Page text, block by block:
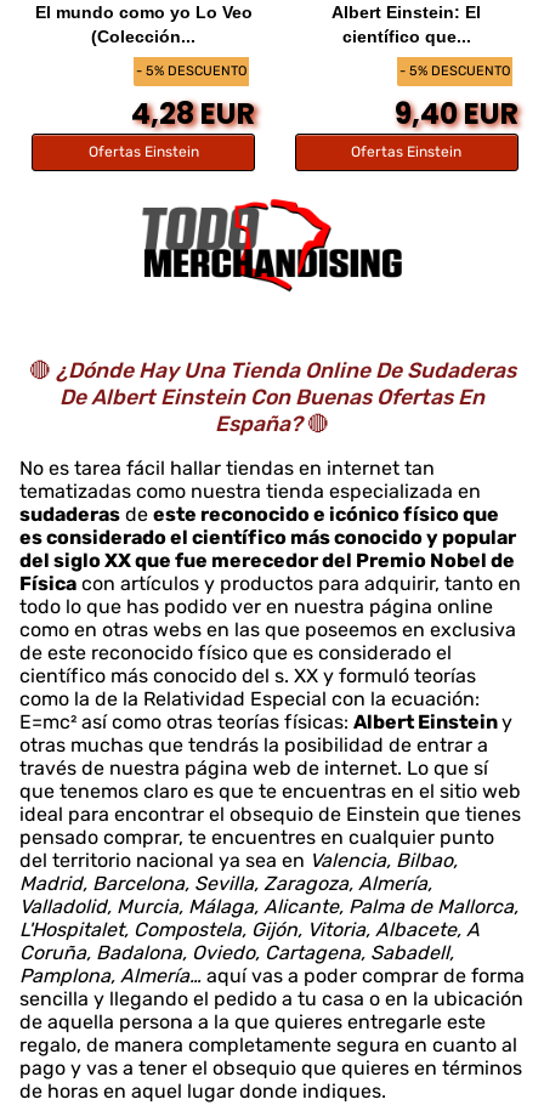
- 5% DESCUENTO
El mundo como yo Lo Veo
(Colección...
4,28 EUR
Ofertas Einstein
- 5% DESCUENTO
Albert Einstein: El
científico que...
9,40 EUR
Ofertas Einstein
🔴 ¿Dónde Hay Una Tienda Online De Sudaderas
De Albert Einstein Con Buenas Ofertas En
España?🔴
No es tarea fácil hallar tiendas en internet tan
tematizadas como nuestra tienda especializada en
sudaderas de este reconocido e icónico físico que
es considerado el científico más conocido y popular
del siglo XX que fue merecedor del Premio Nobel de
Física con artículos y productos para adquirir, tanto en
todo lo que has podido ver en nuestra página online
como en otras webs en las que poseemos en exclusiva
de este reconocido físico que es considerado el
científico más conocido del s. XX y formuló teorías
como la de la Relatividad Especial con la ecuación:
E=mc² así como otras teorías físicas: Albert Einsteiny
otras muchas que tendrás la posibilidad de entrar a
través de nuestra página web de internet. Lo que sí
que tenemos claro es que te encuentras en el sitio web
ideal para encontrar el obsequio de Einstein que tienes
pensado comprar, te encuentres en cualquier punto
del territorio nacional ya sea en Valencia, Bilbao,
Madrid, Barcelona, Sevilla, Zaragoza, Almería,
Valladolid, Murcia, Málaga, Alicante, Palma de Mallorca,
L'Hospitalet, Compostela, Gijón, Vitoria, Albacete, A
Coruña, Badalona, Oviedo, Cartagena, Sabadell,
Pamplona, Almería… aquí vas a poder comprar de forma
sencilla y llegando el pedido a tu casa o en la ubicación
de aquella persona a la que quieres entregarle este
regalo, de manera completamente segura en cuanto al
pago y vas a tener el obsequio que quieres en términos
de horas en aquel lugar donde indiques.